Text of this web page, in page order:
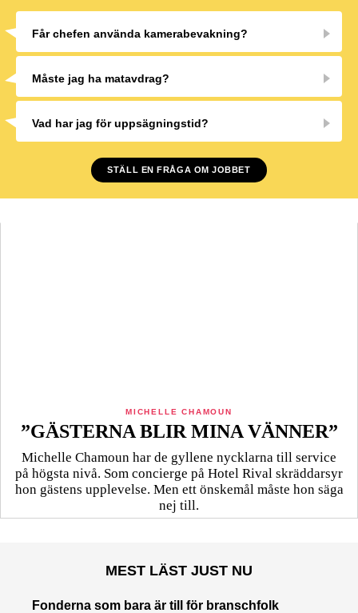
Får chefen använda kamerabevakning?
Måste jag ha matavdrag?
Vad har jag för uppsägningstid?
STÄLL EN FRÅGA OM JOBBET
MICHELLE CHAMOUN
”GÄSTERNA BLIR MINA VÄNNER”
Michelle Chamoun har de gyllene nycklarna till service
på högsta nivå. Som concierge på Hotel Rival skräddarsyr
hon gästens upp­levelse. Men ett önskemål måste hon säga
nej till.
MEST LÄST JUST NU
Fonderna som bara är till för branschfolk